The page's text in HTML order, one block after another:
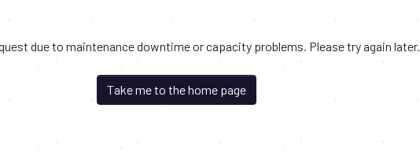
due to maintenance downtime or capacity problems. Please try again later.
Take me to the home page